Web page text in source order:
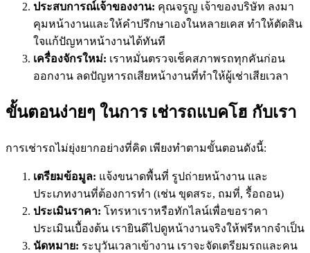
ประสบการณ์เจ้าของงาน: คุณจรูญ เจ้าของบริษัท ลงมา
คุมหน้างานและให้คำปรึกษาเองในหลายเคส ทำให้ตัดสิน
ใจแก้ปัญหาหน้างานได้ทันที
เครื่องจักรใหม่: เราหมั่นตรวจเช็คสภาพรถทุกคันก่อน
ออกงาน ลดปัญหารถเสียหน้างานที่ทำให้ผู้เช่าเสียเวลา
ขั้นตอนง่ายๆ ในการ เช่ารถแบคโฮ กับเรา
การเช่ารถไม่ยุ่งยากอย่างที่คิด เพียงทำตามขั้นตอนดังนี้:
เตรียมข้อมูล: แจ้งขนาดพื้นที่ รูปถ่ายหน้างาน และ
ประเภทงานที่ต้องการทำ (เช่น ขุดสระ, ถมที่, รื้อถอน)
ประเมินราคา: โทรหาเราหรือทักไลน์เพื่อขอราคา
ประเมินเบื้องต้น เรายินดีไปดูหน้างานจริงให้ฟรีหากจำเป็น
นัดหมาย: ระบุวันเวลาเข้างาน เราจะจัดเตรียมรถและคน